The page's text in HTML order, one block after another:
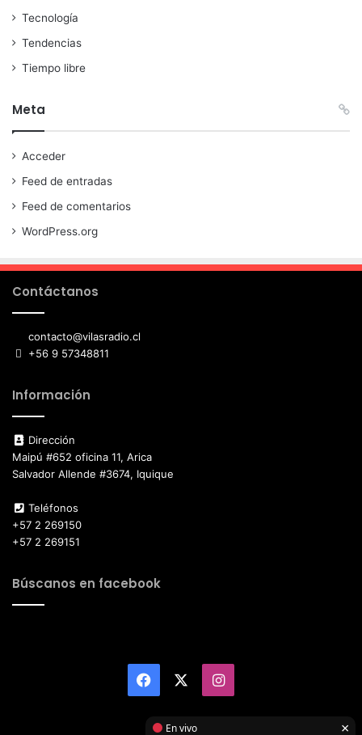
Tecnología
Tendencias
Tiempo libre
Meta
Acceder
Feed de entradas
Feed de comentarios
WordPress.org
Contáctanos
contacto@vilasradio.cl
+56 9 57348811
Información
Dirección
Maipú #652 oficina 11, Arica
Salvador Allende #3674, Iquique
Teléfonos
+57 2 269150
+57 2 269151
Búscanos en facebook
Facebook Instagram
En vivo ×